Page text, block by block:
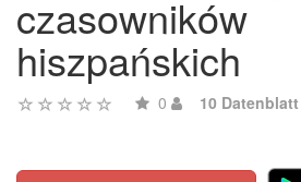
czasowników
hiszpańskich
0 10 Datenblatt